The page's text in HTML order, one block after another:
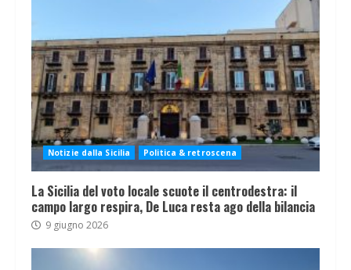
Notizie dalla Sicilia Politica & retroscena
La Sicilia del voto locale scuote il centrodestra: il
campo largo respira, De Luca resta ago della bilancia
9 giugno 2026